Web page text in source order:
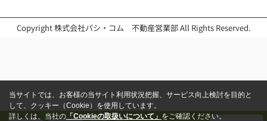
Copyright 株式会社パシ・コム 不動産営業部 All Rights Reserved.
当サイトでは、お客様の当サイト利用状況把握、サービス向上検討を目的と
して、クッキー（Cookie）を使用しています。
詳しくは、当社の「Cookieの取扱いについて」 をご確認ください。